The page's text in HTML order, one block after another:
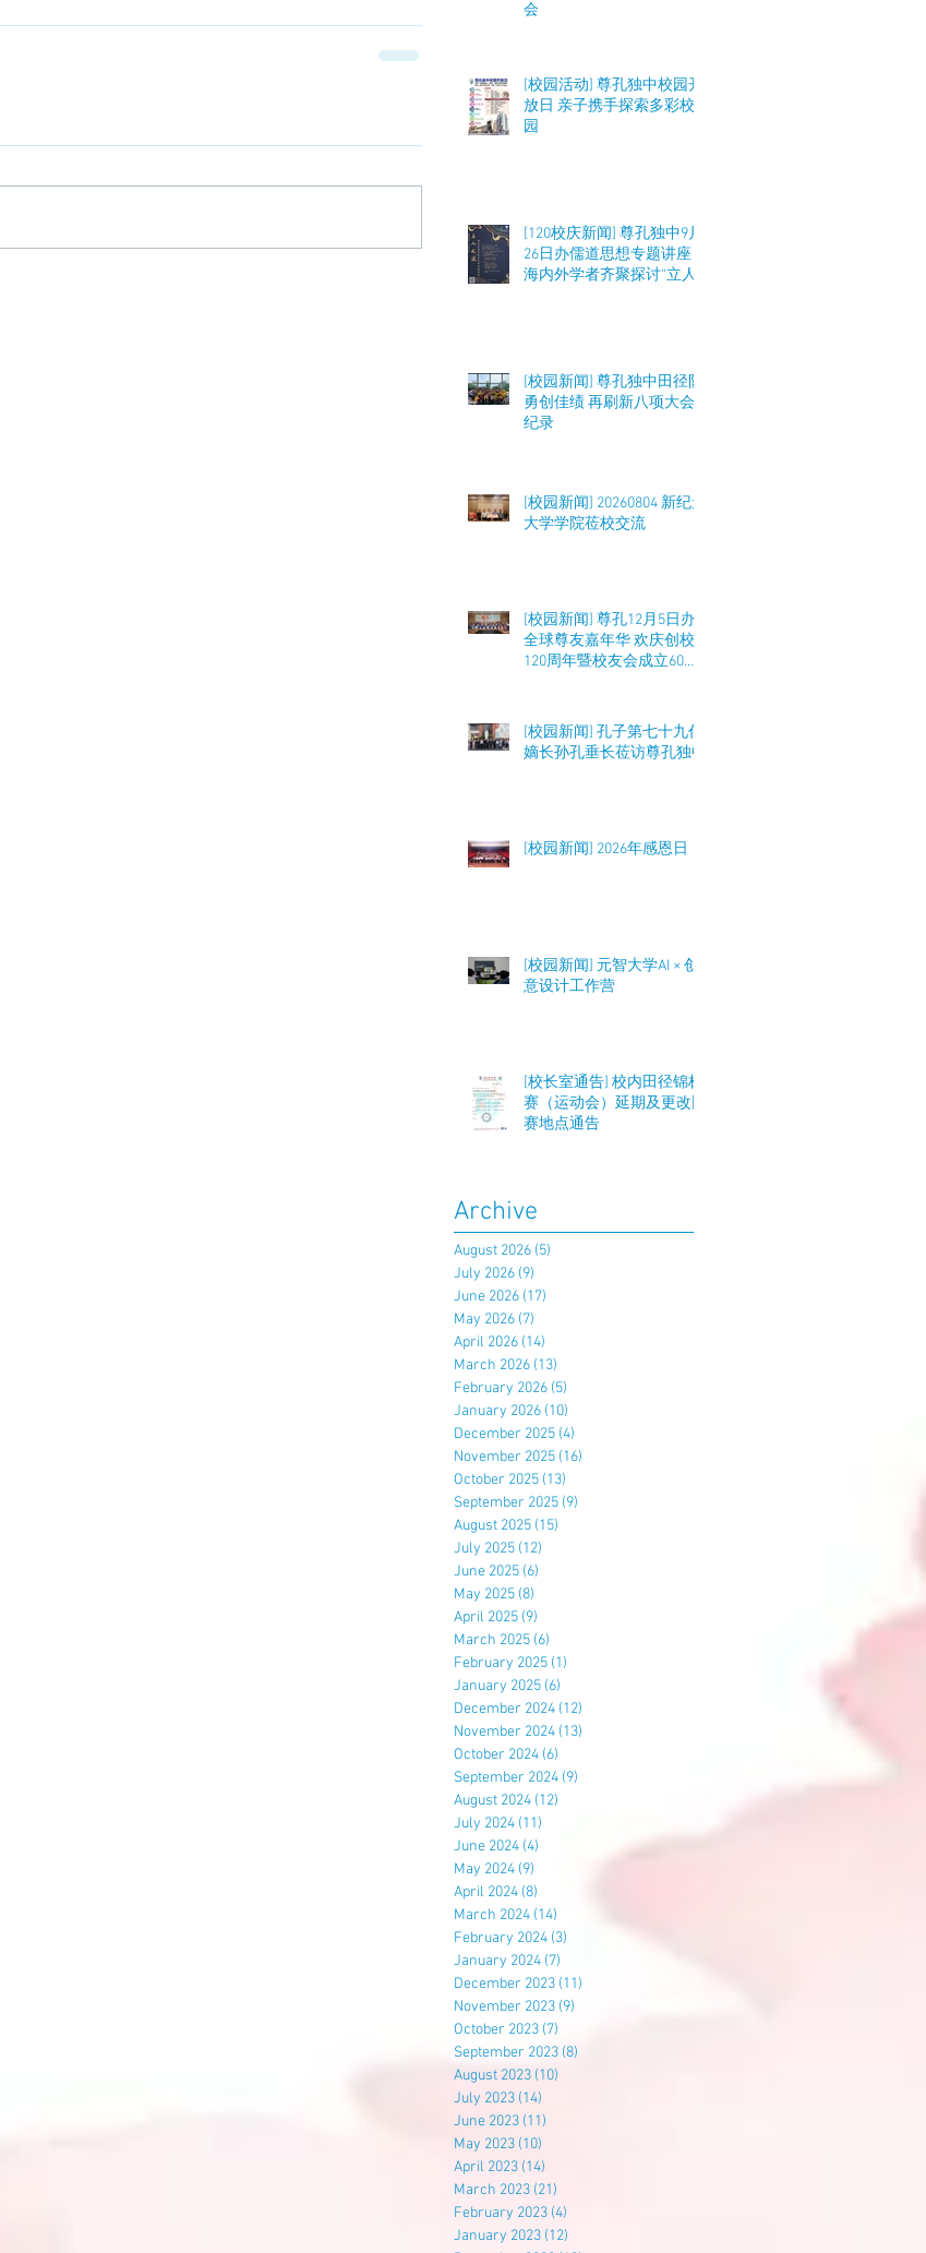
会
[校园活动] 尊孔独中校园开
放日 亲子携手探索多彩校
园
[120校庆新闻] 尊孔独中9月
26日办儒道思想专题讲座
海内外学者齐聚探讨“立人
[校园新闻] 尊孔独中田径队
勇创佳绩 再刷新八项大会
纪录
[校园新闻] 20260804 新纪元
大学学院莅校交流
[校园新闻] 尊孔12月5日办
全球尊友嘉年华 欢庆创校
120周年暨校友会成立60周
[校园新闻] 孔子第七十九代
嫡长孙孔垂长莅访尊孔独中
[校园新闻] 2026年感恩日
[校园新闻] 元智大学AI × 创
意设计工作营
[校长室通告] 校内田径锦标
赛（运动会）延期及更改比
赛地点通告
Archive
August 2026 (5)
July 2026 (9)
June 2026 (17)
May 2026 (7)
April 2026 (14)
March 2026 (13)
February 2026 (5)
January 2026 (10)
December 2025 (4)
November 2025 (16)
October 2025 (13)
September 2025 (9)
August 2025 (15)
July 2025 (12)
June 2025 (6)
May 2025 (8)
April 2025 (9)
March 2025 (6)
February 2025 (1)
January 2025 (6)
December 2024 (12)
November 2024 (13)
October 2024 (6)
September 2024 (9)
August 2024 (12)
July 2024 (11)
June 2024 (4)
May 2024 (9)
April 2024 (8)
March 2024 (14)
February 2024 (3)
January 2024 (7)
December 2023 (11)
November 2023 (9)
October 2023 (7)
September 2023 (8)
August 2023 (10)
July 2023 (14)
June 2023 (11)
May 2023 (10)
April 2023 (14)
March 2023 (21)
February 2023 (4)
January 2023 (12)